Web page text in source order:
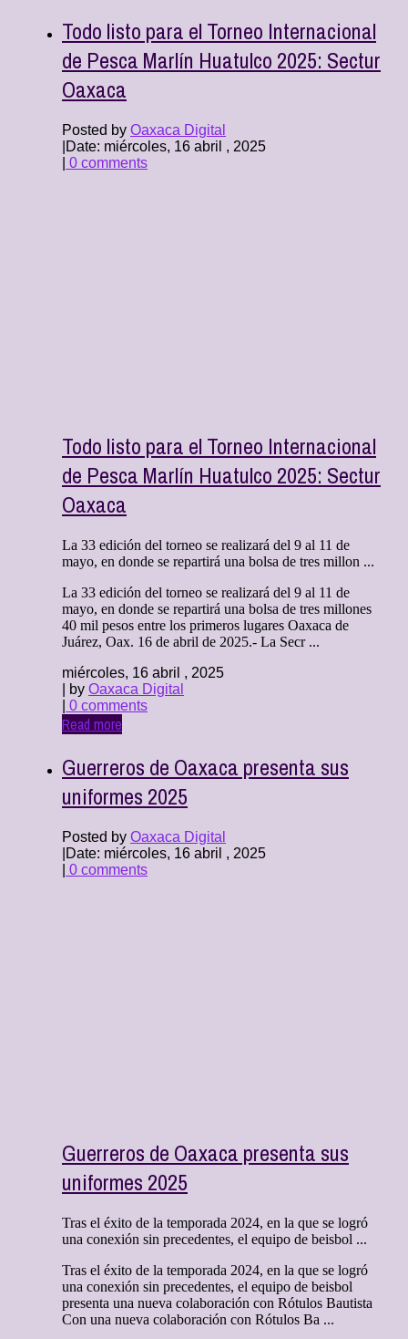
Todo listo para el Torneo Internacional
de Pesca Marlín Huatulco 2025: Sectur
Oaxaca
Posted by Oaxaca Digital
Date: miércoles, 16 abril , 2025
0 comments
Todo listo para el Torneo Internacional
de Pesca Marlín Huatulco 2025: Sectur
Oaxaca
La 33 edición del torneo se realizará del 9 al 11 de
mayo, en donde se repartirá una bolsa de tres millon ...
La 33 edición del torneo se realizará del 9 al 11 de
mayo, en donde se repartirá una bolsa de tres millones
40 mil pesos entre los primeros lugares Oaxaca de
Juárez, Oax. 16 de abril de 2025.- La Secr ...
miércoles, 16 abril , 2025
| by Oaxaca Digital
0 comments
Read more
Guerreros de Oaxaca presenta sus
uniformes 2025
Posted by Oaxaca Digital
Date: miércoles, 16 abril , 2025
0 comments
Guerreros de Oaxaca presenta sus
uniformes 2025
Tras el éxito de la temporada 2024, en la que se logró
una conexión sin precedentes, el equipo de beisbol ...
Tras el éxito de la temporada 2024, en la que se logró
una conexión sin precedentes, el equipo de beisbol
presenta una nueva colaboración con Rótulos Bautista
Con una nueva colaboración con Rótulos Ba ...